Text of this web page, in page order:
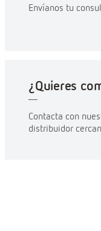
Envíanos tu
¿Quieres
Contacta con
distribuidor